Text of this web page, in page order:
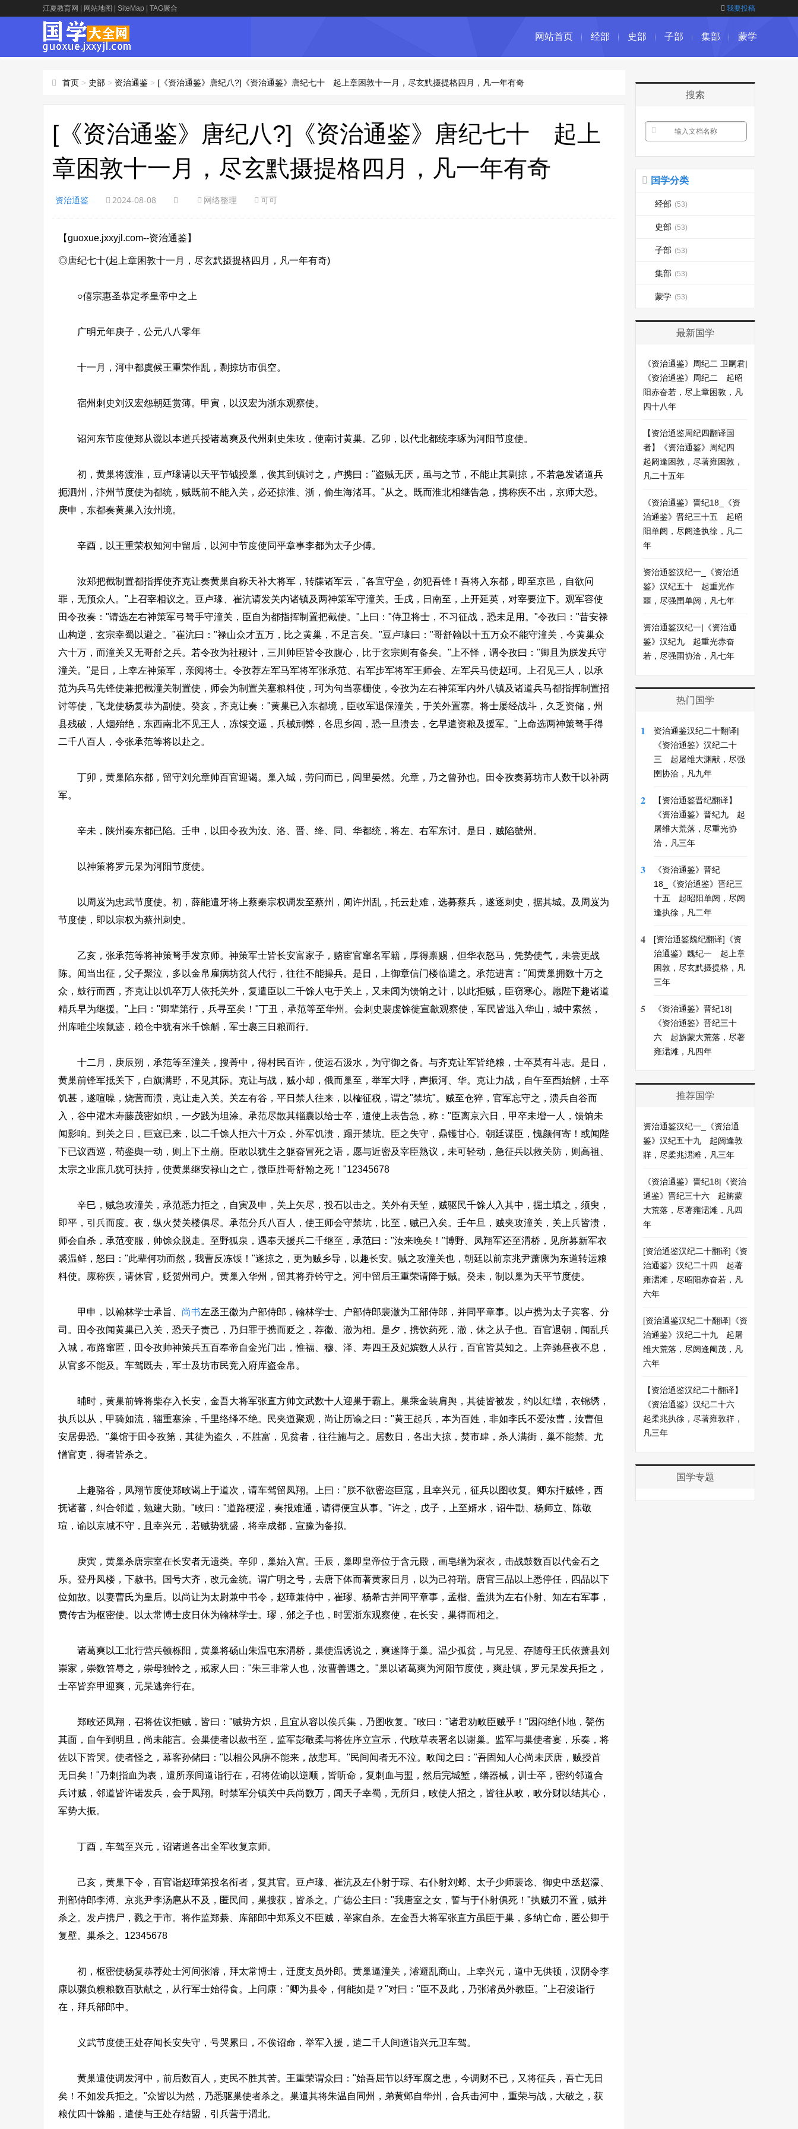
江夏教育网 网站地图 SiteMap TAG聚合 我要投稿
网站首页 经部 史部 子部 集部 蒙学
首页 > 史部 > 资治通鉴 > [《资治通鉴》唐纪八?]《资治通鉴》唐纪七十 起上章困敦十一月，尽玄黓摄提格四月，凡一年有奇
[《资治通鉴》唐纪八?]《资治通鉴》唐纪七十 起上
章困敦十一月，尽玄黓摄提格四月，凡一年有奇
资治通鉴 2024-08-08 网络整理 可可
【guoxue.jxxyjl.com--资治通鉴】
◎唐纪七十(起上章困敦十一月，尽玄黓摄提格四月，凡一年有奇)
○僖宗惠圣恭定孝皇帝中之上
广明元年庚子，公元八八零年
十一月，河中都虞候王重荣作乱，剽掠坊市俱空。
宿州刺史刘汉宏怨朝廷赏薄。甲寅，以汉宏为浙东观察使。
诏河东节度使郑从谠以本道兵授诸葛爽及代州刺史朱玫，使南讨黄巢。乙卯，以代北都统李琢为河阳节度使。
初，黄巢将渡淮，豆卢瑑请以天平节钺授巢，俟其到镇讨之，卢携曰："盗贼无厌，虽与之节，不能止其剽掠，不若急发诸道兵
扼泗州，汴州节度使为都统，贼既前不能入关，必还掠淮、浙，偷生海渚耳。"从之。既而淮北相继告急，携称疾不出，京师大恐。
庚申，东都奏黄巢入汝州境。
辛酉，以王重荣权知河中留后，以河中节度使同平章事李都为太子少傅。
汝郑把截制置都指挥使齐克让奏黄巢自称天补大将军，转牒诸军云，"各宜守垒，勿犯吾锋！吾将入东都，即至京邑，自欲问
罪，无预众人。"上召宰相议之。豆卢瑑、崔沆请发关内诸镇及两神策军守潼关。壬戌，日南至，上开延英，对宰要泣下。观军容使
田令孜奏："请选左右神策军弓弩手守潼关，臣自为都指挥制置把截使。"上曰："侍卫将士，不习征战，恐未足用。"令孜曰："昔安禄
山构逆，玄宗幸蜀以避之。"崔沆曰："禄山众才五万，比之黄巢，不足言矣。"豆卢瑑曰："哥舒翰以十五万众不能守潼关，今黄巢众
六十万，而潼关又无哥舒之兵。若令孜为社稷计，三川帅臣皆令孜腹心，比于玄宗则有备矣。"上不怿，谓令孜曰："卿且为朕发兵守
潼关。"是日，上幸左神策军，亲阅将士。令孜荐左军马军将军张承范、右军步军将军王师会、左军兵马使赵珂。上召见三人，以承
范为兵马先锋使兼把截潼关制置使，师会为制置关塞粮料使，珂为句当寨栅使，令孜为左右神策军内外八镇及诸道兵马都指挥制置招
讨等使，飞龙使杨复恭为副使。癸亥，齐克让奏："黄巢已入东都境，臣收军退保潼关，于关外置寨。将士屡经战斗，久乏资储，州
县残破，人烟殆绝，东西南北不见王人，冻馁交逼，兵械刓弊，各思乡闾，恐一旦溃去，乞早遣资粮及援军。"上命选两神策弩手得
二千八百人，令张承范等将以赴之。
丁卯，黄巢陷东都，留守刘允章帅百官迎谒。巢入城，劳问而已，闾里晏然。允章，乃之曾孙也。田令孜奏募坊市人数千以补两
军。
辛未，陕州奏东都已陷。壬申，以田令孜为汝、洛、晋、绛、同、华都统，将左、右军东讨。是日，贼陷虢州。
以神策将罗元杲为河阳节度使。
以周岌为忠武节度使。初，薛能遣牙将上蔡秦宗权调发至蔡州，闻许州乱，托云赴难，选募蔡兵，遂逐刺史，据其城。及周岌为
节度使，即以宗权为蔡州刺史。
乙亥，张承范等将神策弩手发京师。神策军士皆长安富家子，赂宦官窜名军籍，厚得禀赐，但华衣怒马，凭势使气，未尝更战
陈。闻当出征，父子聚泣，多以金帛雇病坊贫人代行，往往不能操兵。是日，上御章信门楼临遣之。承范进言："闻黄巢拥数十万之
众，鼓行而西，齐克让以饥卒万人依托关外，复遣臣以二千馀人屯于关上，又未闻为馈饷之计，以此拒贼，臣窃寒心。愿陛下趣诸道
精兵早为继援。"上曰："卿辈第行，兵寻至矣！"丁丑，承范等至华州。会刺史裴虔馀徙宣歙观察使，军民皆逃入华山，城中索然，
州库唯尘埃鼠迹，赖仓中犹有米千馀斛，军士裹三日粮而行。
十二月，庚辰朔，承范等至潼关，搜菁中，得村民百许，使运石汲水，为守御之备。与齐克让军皆绝粮，士卒莫有斗志。是日，
黄巢前锋军抵关下，白旗满野，不见其际。克让与战，贼小却，俄而巢至，举军大呼，声振河、华。克让力战，自午至酉始解，士卒
饥甚，遂喧噪，烧营而溃，克让走入关。关左有谷，平日禁人往来，以榷征税，谓之"禁坑"。贼至仓猝，官军忘守之，溃兵自谷而
入，谷中灌木寿藤茂密如织，一夕践为坦涂。承范尽散其辎囊以给士卒，遣使上表告急，称："臣离京六日，甲卒未增一人，馈饷未
闻影响。到关之日，巨寇已来，以二千馀人拒六十万众，外军饥溃，蹋开禁坑。臣之失守，鼎镬甘心。朝廷谋臣，愧颜何寄！或闻陛
下已议西巡，苟銮舆一动，则上下土崩。臣敢以犹生之躯奋冒死之语，愿与近密及宰臣熟议，未可轻动，急征兵以救关防，则高祖、
太宗之业庶几犹可扶持，使黄巢继安禄山之亡，微臣胜哥舒翰之死！"12345678
辛巳，贼急攻潼关，承范悉力拒之，自寅及申，关上矢尽，投石以击之。关外有天堑，贼驱民千馀人入其中，掘土填之，须臾，
即平，引兵而度。夜，纵火焚关楼俱尽。承范分兵八百人，使王师会守禁坑，比至，贼已入矣。壬午旦，贼夹攻潼关，关上兵皆溃，
师会自杀，承范变服，帅馀众脱走。至野狐泉，遇奉天援兵二千继至，承范曰："汝来晚矣！"博野、凤翔军还至渭桥，见所募新军衣
裘温鲜，怒曰："此辈何功而然，我曹反冻馁！"遂掠之，更为贼乡导，以趣长安。贼之攻潼关也，朝廷以前京兆尹萧廪为东道转运粮
料使。廪称疾，请休官，贬贺州司户。黄巢入华州，留其将乔钤守之。河中留后王重荣请降于贼。癸未，制以巢为天平节度使。
甲申，以翰林学士承旨、 尚书左丞王徽为户部侍郎，翰林学士、户部侍郎裴澈为工部侍郎，并同平章事。以卢携为太子宾客、分
司。田令孜闻黄巢已入关，恐天子责己，乃归罪于携而贬之，荐徽、澈为相。是夕，携饮药死，澈，休之从子也。百官退朝，闻乱兵
入城，布路窜匿，田令孜帅神策兵五百奉帝自金光门出，惟福、穆、泽、寿四王及妃嫔数人从行，百官皆莫知之。上奔驰昼夜不息，
从官多不能及。车驾既去，军士及坊市民竞入府库盗金帛。
晡时，黄巢前锋将柴存入长安，金吾大将军张直方帅文武数十人迎巢于霸上。巢乘金装肩舆，其徒皆被发，约以红缯，衣锦绣，
执兵以从，甲骑如流，辎重塞涂，千里络绎不绝。民夹道聚观，尚让历谕之曰："黄王起兵，本为百姓，非如李氏不爱汝曹，汝曹但
安居毋恐。"巢馆于田令孜第，其徒为盗久，不胜富，见贫者，往往施与之。居数日，各出大掠，焚市肆，杀人满街，巢不能禁。尤
憎官吏，得者皆杀之。
上趣骆谷，凤翔节度使郑畋谒上于道次，请车驾留凤翔。上曰："朕不欲密迩巨寇，且幸兴元，征兵以图收复。卿东扞贼锋，西
抚诸蕃，纠合邻道，勉建大勋。"畋曰："道路梗涩，奏报难通，请得便宜从事。"许之，戊子，上至婿水，诏牛勖、杨师立、陈敬
瑄，谕以京城不守，且幸兴元，若贼势犹盛，将幸成都，宣豫为备拟。
庚寅，黄巢杀唐宗室在长安者无遗类。辛卯，巢始入宫。壬辰，巢即皇帝位于含元殿，画皂缯为衮衣，击战鼓数百以代金石之
乐。登丹凤楼，下赦书。国号大齐，改元金统。谓广明之号，去唐下体而著黄家日月，以为己符瑞。唐官三品以上悉停任，四品以下
位如故。以妻曹氏为皇后。以尚让为太尉兼中书令，赵璋兼侍中，崔璆、杨希古并同平章事，孟楷、盖洪为左右仆射、知左右军事，
费传古为枢密使。以太常博士皮日休为翰林学士。璆，邠之子也，时罢浙东观察使，在长安，巢得而相之。
诸葛爽以工北行营兵顿栎阳，黄巢将砀山朱温屯东渭桥，巢使温诱说之，爽遂降于巢。温少孤贫，与兄昱、存随母王氏依萧县刘
崇家，崇数笞辱之，崇母独怜之，戒家人曰："朱三非常人也，汝曹善遇之。"巢以诸葛爽为河阳节度使，爽赴镇，罗元杲发兵拒之，
士卒皆弃甲迎爽，元杲逃奔行在。
郑畋还凤翔，召将佐议拒贼，皆曰："贼势方炽，且宜从容以俟兵集，乃图收复。"畋曰："诸君劝畋臣贼乎！"因闷绝仆地，甃伤
其面，自午到明旦，尚未能言。会巢使者以赦书至，监军彭敬柔与将佐序立宣示，代畋草表署名以谢巢。监军与巢使者宴，乐奏，将
佐以下皆哭。使者怪之，幕客孙储曰："以相公风痹不能来，故悲耳。"民间闻者无不泣。畋闻之曰："吾固知人心尚未厌唐，贼授首
无日矣！"乃刺指血为表，遣所亲间道诣行在，召将佐谕以逆顺，皆听命，复刺血与盟，然后完城堑，缮器械，训士卒，密约邻道合
兵讨贼，邻道皆许诺发兵，会于凤翔。时禁军分镇关中兵尚数万，闻天子幸蜀，无所归，畋使人招之，皆往从畋，畋分财以结其心，
军势大振。
丁酉，车驾至兴元，诏诸道各出全军收复京师。
己亥，黄巢下令，百官诣赵璋第投名衔者，复其官。豆卢瑑、崔沆及左仆射于琮、右仆射刘邺、太子少师裴谂、御史中丞赵濛、
刑部侍郎李溥、京兆尹李汤扈从不及，匿民间，巢搜获，皆杀之。广德公主曰："我唐室之女，誓与于仆射俱死！"执贼刃不置，贼并
杀之。发卢携尸，戮之于市。将作监郑綦、库部郎中郑系义不臣贼，举家自杀。左金吾大将军张直方虽臣于巢，多纳亡命，匿公卿于
复壁。巢杀之。12345678
初，枢密使杨复恭荐处士河间张濬，拜太常博士，迁度支员外郎。黄巢逼潼关，濬避乱商山。上幸兴元，道中无供顿，汉阴令李
康以骡负糗粮数百驮献之，从行军士始得食。上问康："卿为县令，何能如是？"对曰："臣不及此，乃张濬员外教臣。"上召浚诣行
在，拜兵部郎中。
义武节度使王处存闻长安失守，号哭累日，不俟诏命，举军入援，遣二千人间道诣兴元卫车驾。
黄巢遣使调发河中，前后数百人，吏民不胜其苦。王重荣谓众曰："始吾屈节以纾军腐之患，今调财不已，又将征兵，吾亡无日
矣！不如发兵拒之。"众皆以为然，乃悉驱巢使者杀之。巢遣其将朱温自同州，弟黄邺自华州，合兵击河中，重荣与战，大破之，获
粮仗四十馀船，遣使与王处存结盟，引兵营于渭北。
搜索
国学分类
经部 (53)
史部 (53)
子部 (53)
集部 (53)
蒙学 (53)
最新国学
《资治通鉴》周纪二 卫嗣君|
《资治通鉴》周纪二 起昭
阳赤奋若，尽上章困敦，凡
四十八年
【资治通鉴周纪四翻译国
者】《资治通鉴》周纪四
起阏逢困敦，尽著雍困敦，
凡二十五年
《资治通鉴》晋纪18_《资
治通鉴》晋纪三十五 起昭
阳单阏，尽阏逢执徐，凡二
年
资治通鉴汉纪一_《资治通
鉴》汉纪五十 起重光作
噩，尽强圉单阏，凡七年
资治通鉴汉纪一|《资治通
鉴》汉纪九 起重光赤奋
若，尽强圉协洽，凡七年
热门国学
1
资治通鉴汉纪二十翻译|
《资治通鉴》汉纪二十
三 起屠维大渊献，尽强
圉协洽，凡九年
2
【资治通鉴晋纪翻译】
《资治通鉴》晋纪九 起
屠维大荒落，尽重光协
洽，凡三年
3
《资治通鉴》晋纪
18_《资治通鉴》晋纪三
十五 起昭阳单阏，尽阏
逢执徐，凡二年
4
[资治通鉴魏纪翻译]《资
治通鉴》魏纪一 起上章
困敦，尽玄黓摄提格，凡
三年
5
《资治通鉴》晋纪18|
《资治通鉴》晋纪三十
六 起旃蒙大荒落，尽著
雍涒滩，凡四年
推荐国学
资治通鉴汉纪一_《资治通
鉴》汉纪五十九 起阏逢敦
牂，尽柔兆涒滩，凡三年
《资治通鉴》晋纪18|《资治
通鉴》晋纪三十六 起旃蒙
大荒落，尽著雍涒滩，凡四
年
[资治通鉴汉纪二十翻译]《资
治通鉴》汉纪二十四 起著
雍涒滩，尽昭阳赤奋若，凡
六年
[资治通鉴汉纪二十翻译]《资
治通鉴》汉纪二十九 起屠
维大荒落，尽阏逢阉茂，凡
六年
【资治通鉴汉纪二十翻译】
《资治通鉴》汉纪二十六
起柔兆执徐，尽著雍敦牂，
凡三年
国学专题